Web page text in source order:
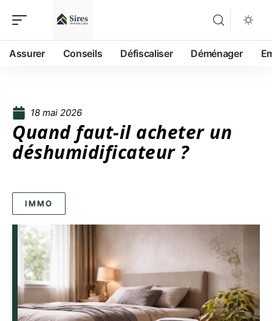
Assurer Conseils Défiscaliser Déménager
18 mai 2026
Quand faut-il acheter un
déshumidificateur ?
IMMO